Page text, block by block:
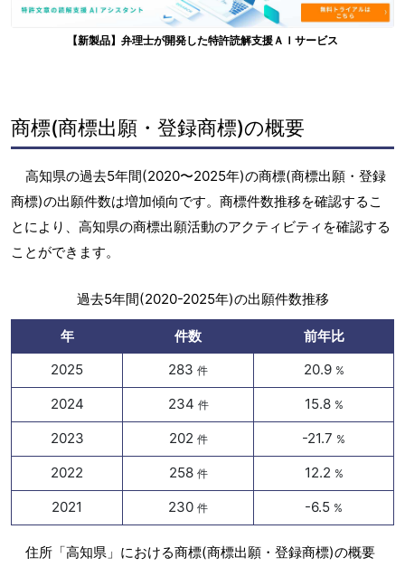
【新製品】弁理士が開発した特許読解支援ＡＩサービス
商標(商標出願・登録商標)の概要
高知県の過去5年間(2020〜2025年)の商標(商標出願・登録
商標)の出願件数は増加傾向です。商標件数推移を確認するこ
とにより、高知県の商標出願活動のアクティビティを確認する
ことができます。
過去5年間(2020-2025年)の出願件数推移
年 件数
前年比
2025
283 件 20.9 %
2024 234 件 15.8 %
2023 202 件 -21.7 %
2022 258 件 12.2 %
2021 230 件 -6.5 %
住所「高知県」における商標(商標出願・登録商標)の概要